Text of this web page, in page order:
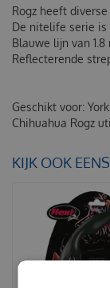
Rogz heeft
De nitelife serie is
Blauwe lijn van 1.8
Reflecterende
Geschikt voor:
Chihuahua Rogz
KIJK OOK